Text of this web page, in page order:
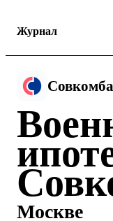
Журнал
Москве